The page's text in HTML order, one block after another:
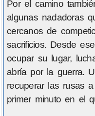
Por el camino
algunas nadadoras
cercanos de
sacrificios. Desde
ocupar su lugar,
abría por la guerra.
recuperar las rusas
primer minuto en el